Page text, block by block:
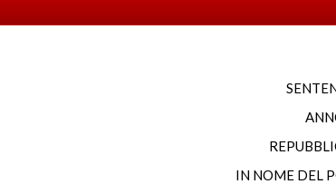
IN NOME DEL